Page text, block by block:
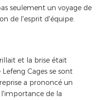
seulement un voyage de
de l'esprit d'équipe.
et la brise était
Cages se sont
a prononcé un
de la